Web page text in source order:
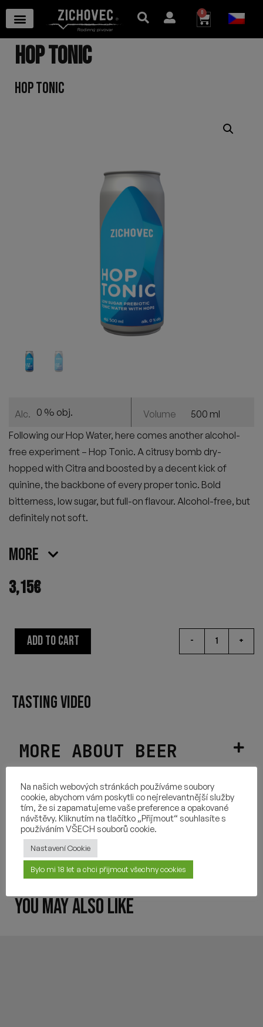
0
HOP TONIC
HOP TONIC
Alc. 0 % obj. Volume
500 ml
Following our Hop Water, here comes another alcohol-
free experiment – Hop Tonic. A citrusy bomb dry-
hopped with Citra and boosted by a decent kick of
quinine, the backbone of every propertonic. Bold
bitterness, lowsugar, but full-on flavour. Alcohol-free, but
definitely not soft.
More
3,15€
- +
ADD TO CART
MORE ABOUT BEER
HOPS USED
INGREDIENTS
OTHER INFORMATION
TASTING VIDEO
YOU MAY ALSO LIKE
Na našich webových stránkách používáme soubory
cookie, abychom vám poskytli co nejrelevantnější služby
tím, že si zapamatujeme vaše preference a opakované
návštěvy. Kliknutím na tlačítko „Přijmout“ souhlasíte s
používáním VŠECH souborů cookie.
Nastavení Cookie
Bylo mi 18 let a chci přijmout všechny cookies